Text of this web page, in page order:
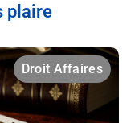
plaire
Droit Affaires